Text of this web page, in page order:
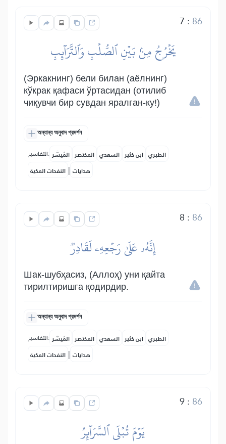
7 : 86
يَخۡرُجُ مِنۢ بَيۡنِ ٱلصُّلۡبِ وَٱلتَّرَآئِبِ
(Эркакнинг) бели билан (аёлнинг)
кўкрак қафаси ўртасидан (отилиб
чиқувчи бир сувдан яралган-ку!)
অন্যান্য অনুবাদ প্রদর্শন
التفاسير: المُيسَّر المختصر السعدي ابن كثير الطبري
النفحات المكية | هدايات
8 : 86
إِنَّهُۥ عَلَىٰ رَجۡعِهِۦ لَقَادِرٞ
Шак-шубҳасиз, (Аллоҳ) уни қайта
тирилтиришга қодирдир.
অন্যান্য অনুবাদ প্রদর্শন
التفاسير: المُيسَّر المختصر السعدي ابن كثير الطبري
النفحات المكية | هدايات
9: 86
يَوۡمَ تُبۡلَى ٱلسَّرَآئِرُ